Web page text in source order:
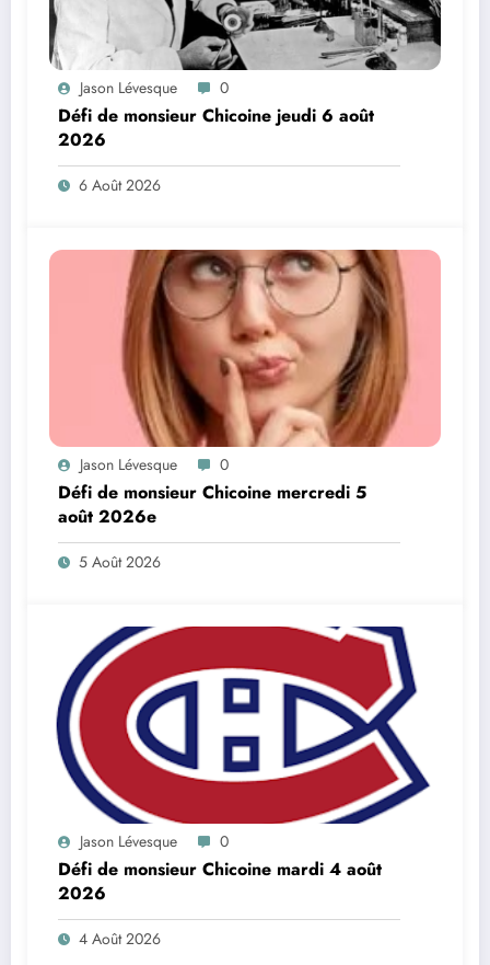
Jason Lévesque 0
Défi de monsieur Chicoine jeudi 6 août
2026
6 Août 2026
Jason Lévesque 0
Défi de monsieur Chicoine mercredi 5
août 2026e
5 Août 2026
Jason Lévesque 0
Défi de monsieur Chicoine mardi 4 août
2026
4 Août 2026